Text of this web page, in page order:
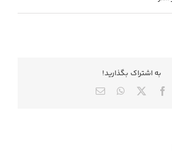
به اشتراك بگذاريد!
Facebook
X
WhatsApp
ایمیل